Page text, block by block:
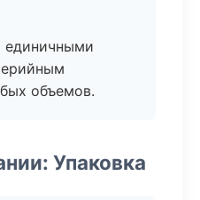
единичными
объемов.
Упаковка